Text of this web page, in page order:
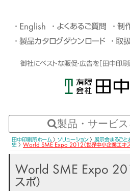
English よくあるご質問
制
製品カタログダウンロード
取
御社にベストな販促・広告を［田中印
田中印刷所ホーム〉 ソリューション〉 展示会まるごと
史 〉 World SME Expo 2012（世界中小企業エキス
World SME Expo
スポ）